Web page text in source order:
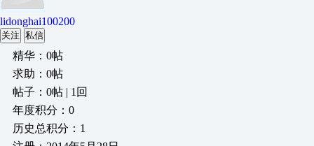
lidonghai100200
关注 私信
精华：0帖
求助：0帖
帖子：0帖 | 1回
年度积分：0
历史总积分：1